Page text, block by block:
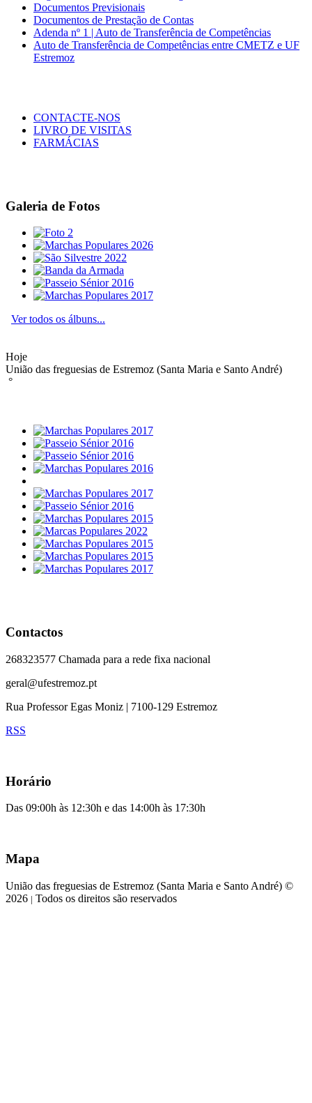
Documentos Previsionais
Documentos de Prestação de Contas
Adenda nº 1 | Auto de Transferência de Competências
Auto de Transferência de Competências entre CMETZ e UF
Estremoz
CONTACTE-NOS
LIVRO DE VISITAS
FARMÁCIAS
Galeria de Fotos
Ver todos os álbuns...
Hoje
União das freguesias de Estremoz (Santa Maria e Santo André)
°
Contactos
268323577 Chamada para a rede fixa nacional
geral@ufestremoz.pt
Rua Professor Egas Moniz | 7100-129 Estremoz
RSS
Horário
Das 09:00h às 12:30h e das 14:00h às 17:30h
Mapa
União das freguesias de Estremoz (Santa Maria e Santo André) ©
2026 | Todos os direitos são reservados